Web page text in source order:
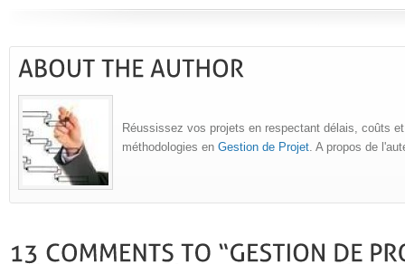
Réussissez vos projets en respectant délais, coûts
méthodologies en Gestion de Projet. A propos de